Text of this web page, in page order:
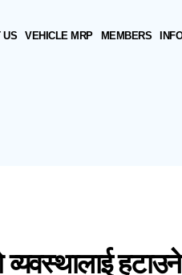
US VEHICLE MRP MEMBERS